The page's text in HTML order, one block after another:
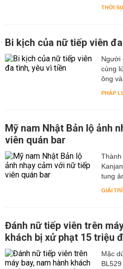
THỜI
Bi kịch của nữ tiếp viên
Người
cùng
ông
PHÁP
Mỹ nam Nhật Bản lộ ảnh
viên quán bar
Thành
tung
GIẢI TRÍ
Đánh nữ tiếp viên trên
khách bị xử phạt 15 triệu
Mặc